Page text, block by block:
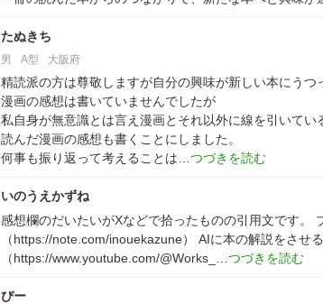
たぬきち
男 A型 大阪府
精読派の方は尊敬しますが自分の興味が新しい本にうつ
漫画の感想は書いていませんでしたが
私自身が無意識とは言え漫画とそれ以外に線を引いてい
読んだ漫画の感想も書くことにしました。
何事も振り返って考えることは
いのうえかずね
感想欄のだいたいがXなどで拾ったものの引用文です。
（https://note.com/inouekazune）
AIに本の解説をさせ
（https://www.youtube.com/@Works_
ぴー